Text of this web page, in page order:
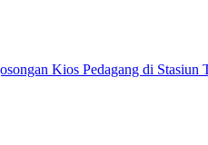
Kios Pedagang di Stasiun